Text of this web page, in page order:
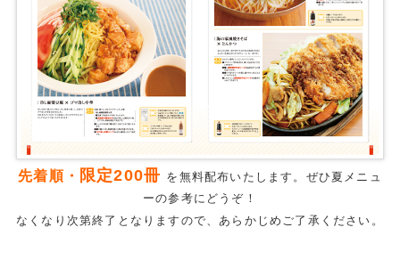
先着順・ 限定200冊 を無料配布いたします。ぜひ夏メニュ
ーの参考にどうぞ！
なくなり次第終了となりますので、あらかじめご了承ください。